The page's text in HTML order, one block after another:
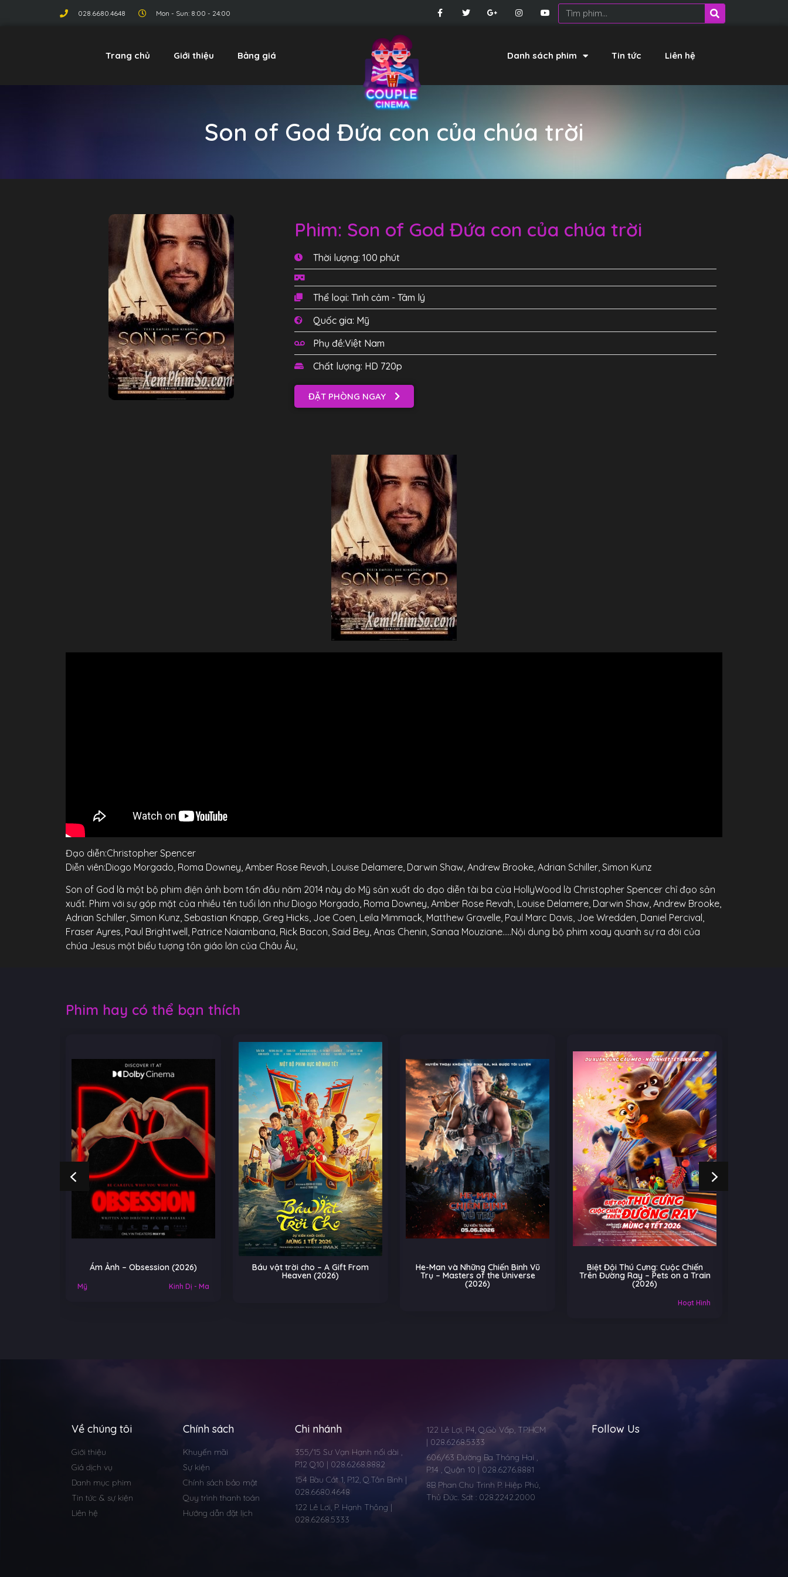
028.6680.4648 Mon - Sun: 8:00 - 24:00
Trang chủ Giới thiệu Bảng giá Danh sách phim Tin tức Liên hệ
Son of God Đứa con của chúa trời
Phim: Son of God Đứa con của chúa trời
Thời lượng: 100 phút
Thể loại: Tình cảm - Tâm lý
Quốc gia: Mỹ
Phụ đề:Việt Nam
Chất lượng: HD 720p
ĐẶT PHÒNG NGAY
Đạo diễn:Christopher Spencer
Diễn viên:Diogo Morgado, Roma Downey, Amber Rose Revah, Louise Delamere, Darwin Shaw, Andrew Brooke, Adrian Schiller, Simon Kunz
Son of God là một bộ phim điện ảnh bom tấn đầu năm 2014 này do Mỹ sản xuất do đạo diễn tài ba của HollyWood là Christopher Spencer chỉ đạo sản
xuất. Phim với sự góp mặt của nhiều tên tuổi lớn như Diogo Morgado, Roma Downey, Amber Rose Revah, Louise Delamere, Darwin Shaw, Andrew Brooke,
Adrian Schiller, Simon Kunz, Sebastian Knapp, Greg Hicks, Joe Coen, Leila Mimmack, Matthew Gravelle, Paul Marc Davis, Joe Wredden, Daniel Percival,
Fraser Ayres, Paul Brightwell, Patrice Naiambana, Rick Bacon, Said Bey, Anas Chenin, Sanaa Mouziane…..Nội dung bộ phim xoay quanh sự ra đời của
chúa Jesus một biểu tượng tôn giáo lớn của Châu Âu,
Phim hay có thể bạn thích
Ám Ảnh – Obsession (2026)
Mỹ Kinh Dị - Ma
Báu vật trời cho – A Gift From
Heaven (2026)
He-Man và Những Chiến Binh Vũ
Trụ – Masters of the Universe
(2026)
Biệt Đội Thú Cưng: Cuộc Chiến
Trên Đường Ray – Pets on a Train
(2026)
Hoạt Hình
Về chúng tôi
Giới thiệu
Giá dịch vụ
Danh mục phim
Tin tức & sự kiện
Liên hệ
Chính sách
Khuyến mãi
Sự kiện
Chính sách bảo mật
Quy trình thanh toán
Hướng dẫn đặt lịch
Chi nhánh
355/15 Sư Vạn Hạnh nối dài ,
P.12 Q10 | 028.6268.8882
154 Bàu Cát 1, P.12, Q.Tân Bình |
028.6680.4648
122 Lê Lơi, P. Hạnh Thông |
028.6268.5333
122 Lê Lợi, P4, Q.Gò Vấp, TP.HCM
| 028.6268.5333
606/63 Đường Ba Tháng Hai ,
P.14 , Quận 10 | 028.6276.8881
8B Phan Chu Trinh P. Hiệp Phú,
Thủ Đức. Sdt : 028.2242.2000
Follow Us